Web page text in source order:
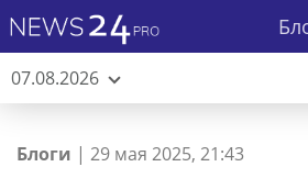
07.08.2026
Блоги | 29 мая 2025, 21:43